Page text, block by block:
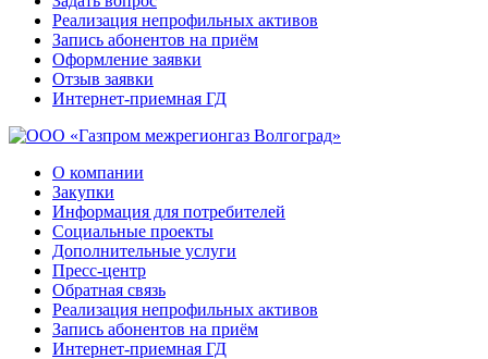
Реализация непрофильных активов
Запись абонентов на приём
Оформление заявки
Отзыв заявки
Интернет-приемная ГД
О компании
Закупки
Информация для потребителей
Социальные проекты
Дополнительные услуги
Пресс-центр
Обратная связь
Реализация непрофильных активов
Запись абонентов на приём
Интернет-приемная ГД